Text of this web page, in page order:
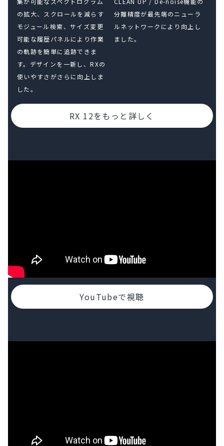
の拡大、スクロールを減らす
モジュール検索、サイズ変更
可能な履歴パネルにより作業
の軌跡を簡単に追跡できま
す。デザインを一新し、RXの
使いやすさがさらに向上しま
した。
分離精度が最先端のニューラ
ルネットワークにより向上し
ました。
RX 12をもっと詳しく
YouTubeで視聴